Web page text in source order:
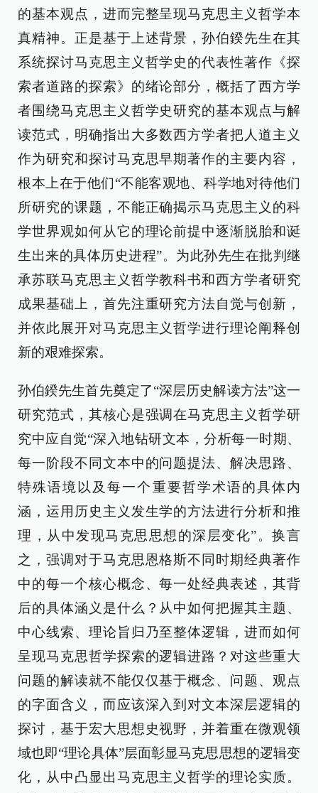
的基本观点，进而完整呈现马克思主义哲学本
真精神。正是基于上述背景，孙伯鍨先生在其
系统探讨马克思主义哲学史的代表性著作《探
索者道路的探索》的绪论部分，概括了西方学
者围绕马克思主义哲学史研究的基本观点与解
读范式，明确指出大多数西方学者把人道主义
作为研究和探讨马克思早期著作的主要内容，
根本上在于他们“不能客观地、科学地对待他们
所研究的课题，不能正确揭示马克思主义的科
学世界观如何从它的理论前提中逐渐脱胎和诞
生出来的具体历史进程”。为此孙先生在批判继
承苏联马克思主义哲学教科书和西方学者研究
成果基础上，首先注重研究方法自觉与创新，
并依此展开对马克思主义哲学进行理论阐释创
新的艰难探索。
孙伯鍨先生首先奠定了“深层历史解读方法”这一
研究范式，其核心是强调在马克思主义哲学研
究中应自觉“深入地钻研文本，分析每一时期、
每一阶段不同文本中的问题提法、解决思路、
特殊语境以及每一个重要哲学术语的具体内
涵，运用历史主义发生学的方法进行分析和推
理，从中发现马克思思想的深层变化”。换言
之，强调对于马克思恩格斯不同时期经典著作
中的每一个核心概念、每一处经典表述，其背
后的具体涵义是什么？从中如何把握其主题、
中心线索、理论旨归乃至整体逻辑，进而如何
呈现马克思哲学探索的逻辑进路？对这些重大
问题的解读就不能仅仅基于概念、问题、观点
的字面含义，而应该深入到对文本深层逻辑的
探讨，基于宏大思想史视野，并着重在微观领
域也即“理论具体”层面彰显马克思思想的逻辑变
化，从中凸显出马克思主义哲学的理论实质。